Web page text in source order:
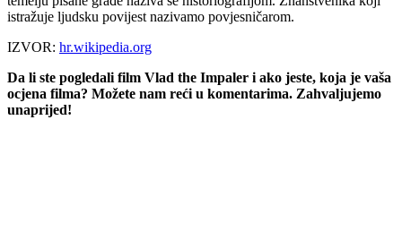
istražuje ljudsku povijest nazivamo povjesničarom.
IZVOR: hr.wikipedia.org
Da li ste pogledali film Vlad the Impaler i ako jeste, koja je vaša
ocjena filma? Možete nam reći u komentarima. Zahvaljujemo
unaprijed!